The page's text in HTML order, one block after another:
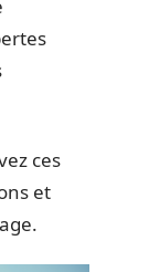
ces
et